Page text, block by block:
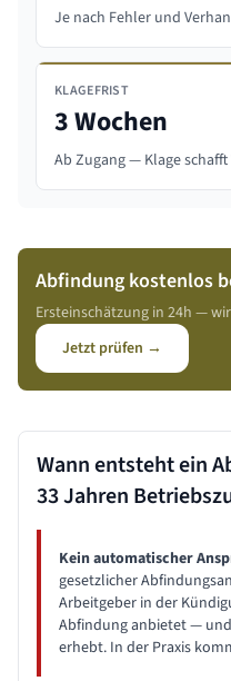
Je nach Fehler und
KLAGEFRIST
3 Wochen
Ab Zugang — Klage
Abfindung kostenlos
Ersteinschätzung in 24h —
Jetzt prüfen →
Wann entsteht ein
33 Jahren
Kein automatischer
gesetzlicher
Arbeitgeber in der
Abfindung anbietet —
erhebt. In der Praxis